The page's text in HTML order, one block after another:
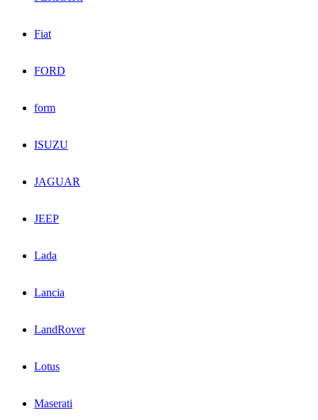
Fiat
FORD
form
ISUZU
JAGUAR
JEEP
Lada
Lancia
LandRover
Lotus
Maserati